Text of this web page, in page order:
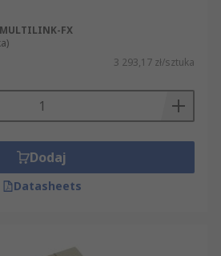
FX
3 293,17 zł/sztuka
Dodaj
Datasheets